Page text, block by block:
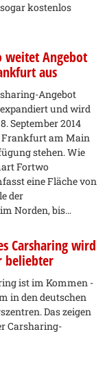
kostenlos
weitet Angebot
aus
Angebot
und wird
September 2014
Frankfurt am Main
stehen. Wie
Fortwo
eine Fläche von
der
Norden, bis…
Carsharing wird
beliebter
ist im Kommen -
in den deutschen
Das zeigen
Carsharing-